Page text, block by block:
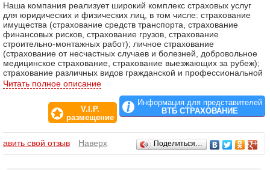
Наша компания реализует широкий комплекс страховых услуг
для юридических и физических лиц, в том числе: страхование
имущества (страхование средств транспорта, страхование
финансовых рисков, страхование грузов, страхование
строительно-монтажных работ); личное страхование
(страхование от несчастных случаев и болезней, добровольное
медицинское страхование, страхование выезжающих за рубеж);
страхование различных видов гражданской и профессиональной
ответственности, включая ОСАГО; а также другие виды
страхования, востребованные клиентами.
Среди наших клиентов - предприятия оборонно-промышленного
комплекса, водного и воздушного транспорта,
деревообрабатывающей, угольной, химической
промышленности, энергетического машиностроения,
строительства, сферы финансов, торговли, энергетики и др.
Читать полное описание
V.I.P.
размещение
Информация для представителей
ВТБ СТРАХОВАНИЕ
Отзывы
свой отзыв Наверх Поделиться…